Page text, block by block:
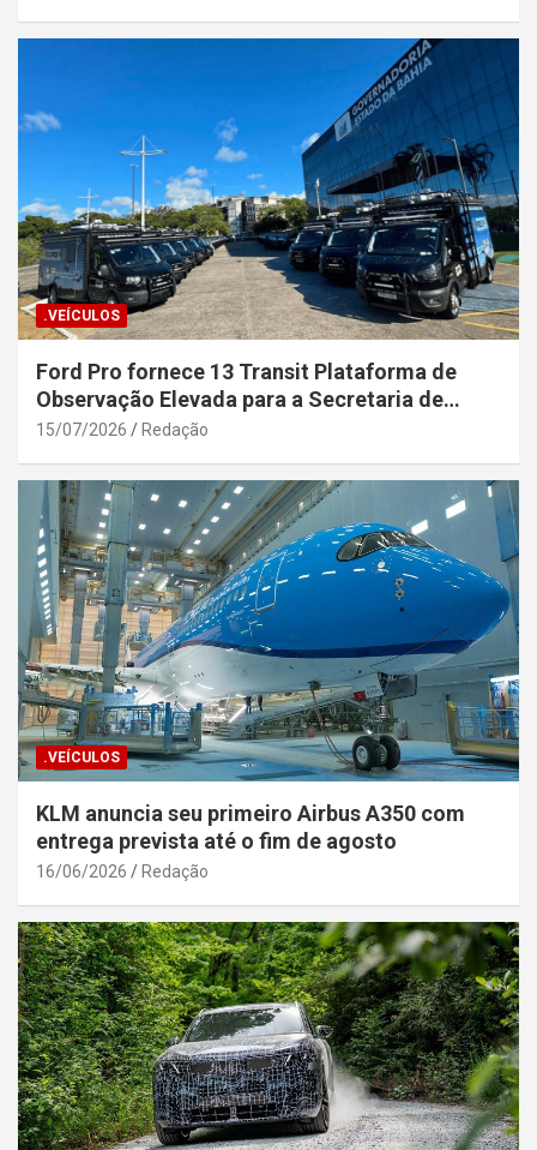
.VEÍCULOS
Ford Pro fornece 13 Transit Plataforma de
Observação Elevada para a Secretaria de
Segurança Pública da Bahia
15/07/2026 Redação
.VEÍCULOS
KLM anuncia seu primeiro Airbus A350 com
entrega prevista até o fim de agosto
16/06/2026 Redação